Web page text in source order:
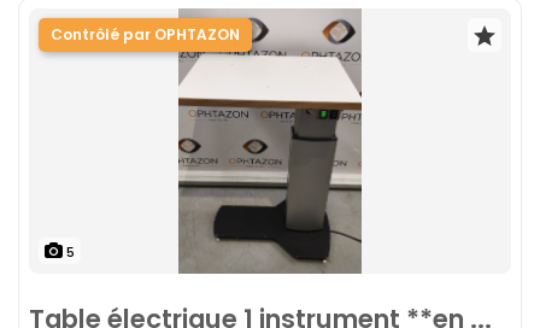
Contrôlé par OPHTAZON
5
Table électrique 1 instrument **en ...